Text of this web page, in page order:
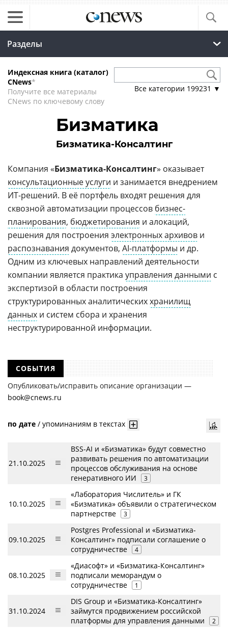
Разделы
Индексная книга (каталог)
CNews*
Получите все материалы
CNews по ключевому слову
Все категории 199231 ▼
Бизматика
Бизматика-Консалтинг
Компания «Бизматика-Консалтинг» оказывает
консультационные услуги и занимается внедрением
ИТ-решений. В её портфель входят решения для
сквозной автоматизации процессов бизнес-
планирования, бюджетирования и алокаций,
решения для построения электронных архивов и
распознавания документов, AI-платформы и др.
Одним из ключевых направлений деятельности
компании является практика управления данными с
экспертизой в области построения
структурированных аналитическиххранилищ
данных и систем сбора и хранения
неструктурированной информации.
СОБЫТИЯ
Опубликовать/исправить описание организации —
book@cnews.ru
по дате / упоминаниям в текстах
21.10.2025
BSS-AI и «Бизматика» будут совместно
развивать решения по автоматизации
процессов обслуживания на основе
генеративного ИИ
3
10.10.2025
«Лаборатория Числитель» и ГК
«Бизматика» объявили о стратегическом
партнерстве
3
09.10.2025
Postgres Professional и «Бизматика-
Консалтинг» подписали соглашение о
сотрудничестве
4
08.10.2025
«Диасофт» и «Бизматика-Консалтинг»
подписали меморандум о
сотрудничестве
1
31.10.2024
DIS Group и «Бизматика-Консалтинг»
займутся продвижением российской
платформы для управления данными
2